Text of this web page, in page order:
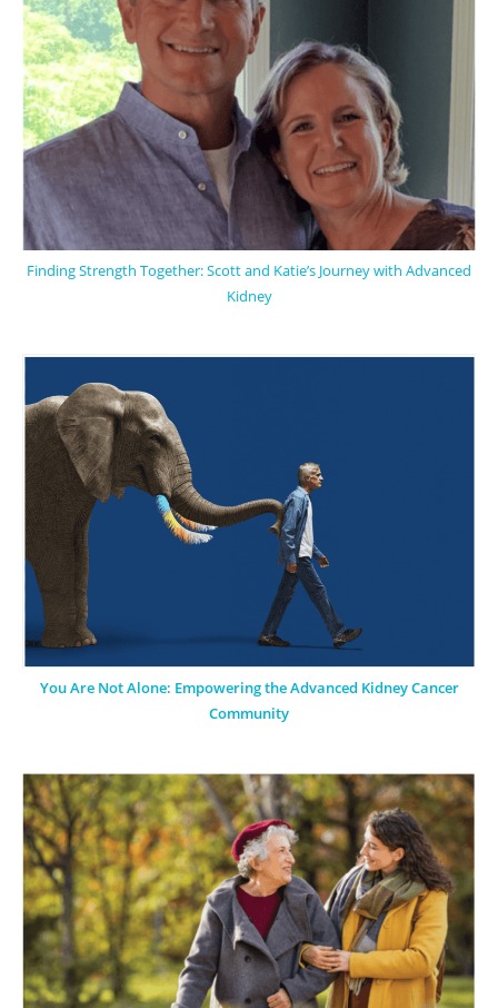
Finding Strength Together: Scott and Katie’s Journey with Advanced
Kidney
You Are Not Alone: Empowering the Advanced Kidney Cancer
Community